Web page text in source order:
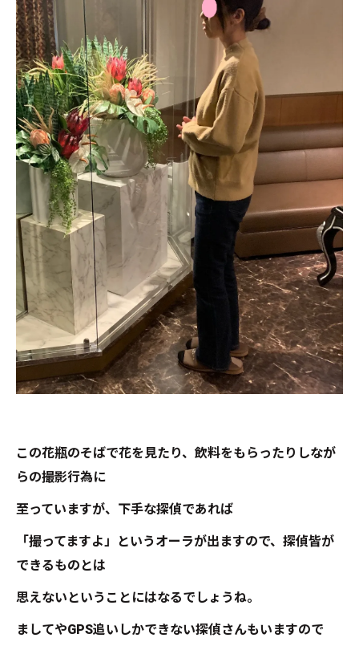
この花瓶のそばで花を見たり、飲料をもらったりしなが
らの撮影行為に
至っていますが、下手な探偵であれば
「撮ってますよ」というオーラが出ますので、探偵皆が
できるものとは
思えないということにはなるでしょうね。
ましてやGPS追いしかできない探偵さんもいますので